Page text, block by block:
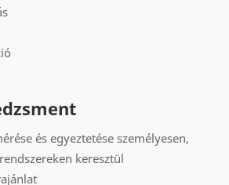
és egyeztetése személyesen,
keresztül